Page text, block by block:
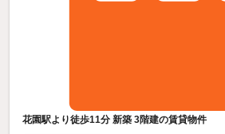
花園駅より徒歩11分 新築 3階建の賃貸物件